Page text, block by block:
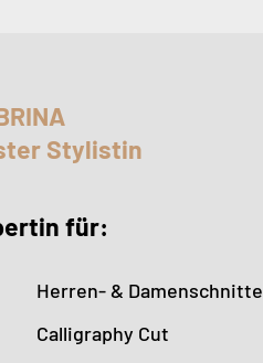
Stylistin
für:
Herren- & Damenschnitte
Calligraphy Cut